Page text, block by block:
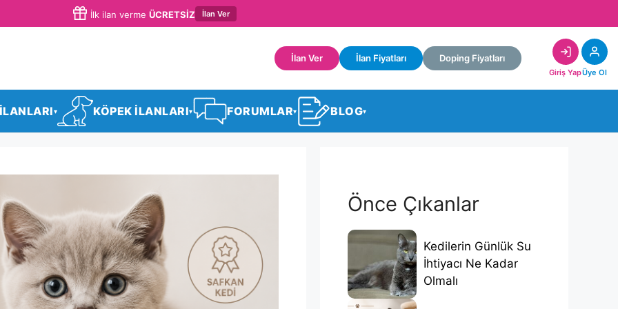
İlk ilan verme ÜCRETSİZ İlan Ver
İlan Ver İlan Fiyatları Doping Fiyatları
Giriş YapÜye Ol
▾ KÖPEK İLANLARI▾ FORUMLAR▾ BLOG▾
Önce Çıkanlar
Kedilerin Günlük Su
İhtiyacı Ne Kadar
Olmalı